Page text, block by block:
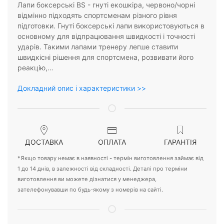
Лапи боксерські BS - гнуті екошкіра, червоно/чорні
відмінно підходять спортсменам різного рівня
підготовки. Гнуті боксерські лапи використовуються в
основному для відпрацювання швидкості і точності
ударів. Такими лапами тренеру легше ставити
швидкісні рішення для спортсмена, розвивати його
реакцію,…
Докладний опис і характеристики >>
ДОСТАВКА ОПЛАТА ГАРАНТІЯ
*Якщо товару немає в наявності - термін виготовлення займає від
1 до 14 днів, в залежності від складності. Деталі про терміни
виготовлення ви можете дізнатися у менеджера,
зателефонувавши по будь-якому з номерів на сайті.